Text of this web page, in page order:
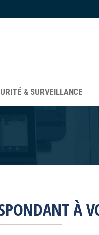
& SURVEILLANCE
À
& SURVEILLANCE